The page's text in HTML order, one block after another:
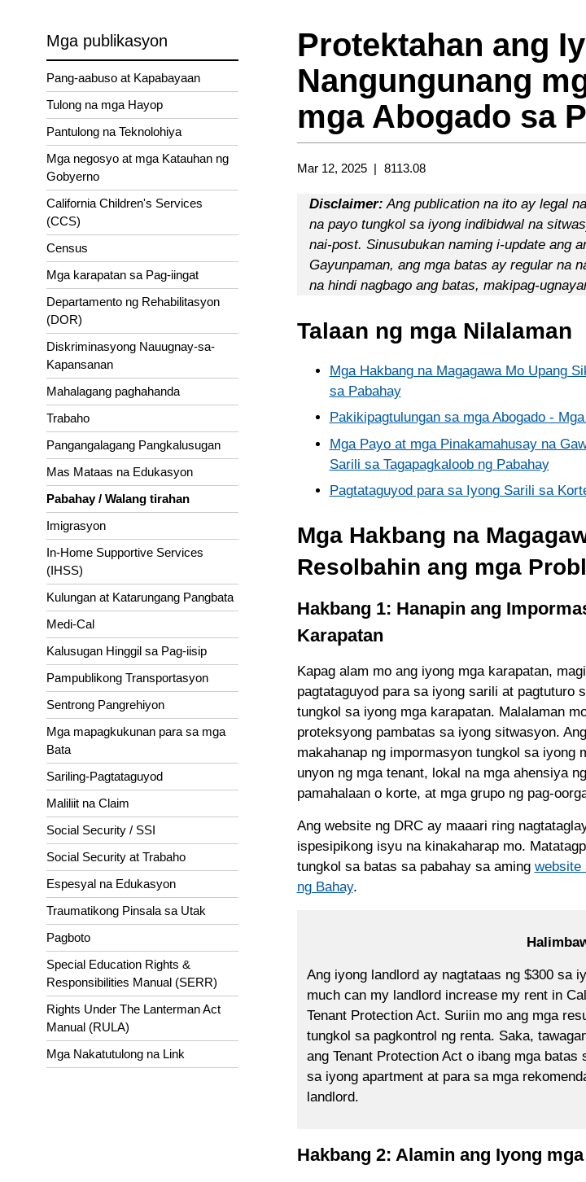
Mga publikasyon
Pang-aabuso at Kapabayaan
Tulong na mga Hayop
Pantulong na Teknolohiya
Mga negosyo at mga Katauhan ng
Gobyerno
California Children's Services
(CCS)
Census
Mga karapatan sa Pag-iingat
Departamento ng Rehabilitasyon
(DOR)
Diskriminasyong Nauugnay-sa-
Kapansanan
Mahalagang paghahanda
Trabaho
Pangangalagang Pangkalusugan
Mas Mataas na Edukasyon
Pabahay / Walang tirahan
Imigrasyon
In-Home Supportive Services
(IHSS)
Kulungan at Katarungang Pangbata
Medi-Cal
Kalusugan Hinggil sa Pag-iisip
Pampublikong Transportasyon
Sentrong Pangrehiyon
Mga mapagkukunan para sa mga
Bata
Sariling-Pagtataguyod
Maliliit na Claim
Social Security / SSI
Social Security at Trabaho
Espesyal na Edukasyon
Traumatikong Pinsala sa Utak
Pagboto
Special Education Rights &
Responsibilities Manual (SERR)
Rights Under The Lanterman Act
Manual (RULA)
Mga Nakatutulong na Link
Protektahan ang
Nangungunang
mga Abogado sa
Mar 12, 2025 8113.08
Disclaimer: Ang publication na ito ay legal
na payo tungkol sa iyong indibidwal na
nai-post. Sinusubukan naming i-update ang
Gayunpaman, ang mga batas ay regular na
na hindi nagbago ang batas, makipag-
Talaan ng mga Nilalaman
Mga Hakbang na Magagawa Mo Upang
sa Pabahay
Pakikipagtulungan sa mga Abogado -
Mga Payo at mga Pinakamahusay na
Sarili sa Tagapagkaloob ng Pabahay
Pagtataguyod para sa Iyong Sarili sa
Mga Hakbang na
Resolbahin ang mga
Hakbang 1: Hanapin ang
Karapatan
Kapag alam mo ang iyong mga karapatan,
pagtataguyod para sa iyong sarili at pagtuturo
tungkol sa iyong mga karapatan. Malalaman
proteksyong pambatas sa iyong sitwasyon.
makahanap ng impormasyon tungkol sa iyong
unyon ng mga tenant, lokal na mga ahensiya
pamahalaan o korte, at mga grupo ng pag-
Ang website ng DRC ay maaari ring
ispesipikong isyu na kinakaharap mo.
tungkol sa batas sa pabahay sa aming website
ng Bahay.
Ang iyong landlord ay nagtataas ng $300 sa
much can my landlord increase my rent in
Tenant Protection Act. Suriin mo ang mga
tungkol sa pagkontrol ng renta. Saka,
ang Tenant Protection Act o ibang mga
sa iyong apartment at para sa mga
landlord.
Hakbang 2: Alamin ang Iyong